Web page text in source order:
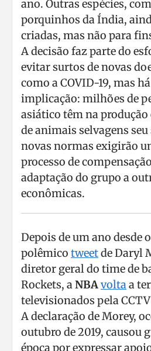
ano. Outras espécies,
porquinhos da Índia,
criadas, mas não para
A decisão faz parte do
evitar surtos de novas
como a COVID-19, mas
implicação: milhões de
asiático têm na
de animais selvagens seu
novas normas exigirão
processo de
adaptação do grupo a
econômicas.
Depois de um ano desde o
polêmico tweetde Daryl
diretor geral do time de
Rockets, aNBAvoltaa
televisionados pela
A declaração de Morey,
outubro de 2019, causou
época por expressar